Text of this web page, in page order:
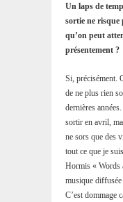
Un laps de
sortie ne risque
qu’on peut
présentement ?
Si, précisément.
de ne plus rien
dernières
sortir en avril,
ne sors que des
tout ce que je
Hormis « Words
musique diffusée
C’est dommage